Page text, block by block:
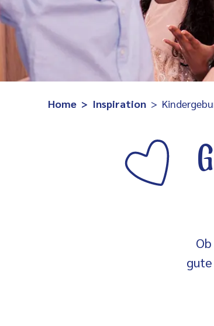
Home Inspiration